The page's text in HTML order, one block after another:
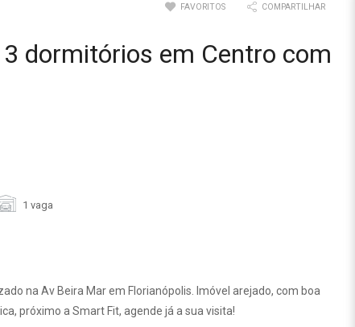
FAVORITOS COMPARTILHAR
dormitórios em Centro com
1 vaga
na Av Beira Mar em Florianópolis. Imóvel arejado, com boa
próximo a Smart Fit, agende já a sua visita!